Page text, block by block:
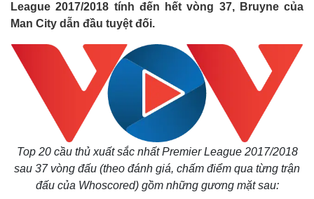
League 2017/2018 tính đến hết vòng 37, Bruyne của
Man City dẫn đầu tuyệt đối.
Top 20 cầu thủ xuất sắc nhất Premier League 2017/2018
sau 37 vòng đấu (theo đánh giá, chấm điểm qua từng trận
đấu của Whoscored) gồm những gương mặt sau: